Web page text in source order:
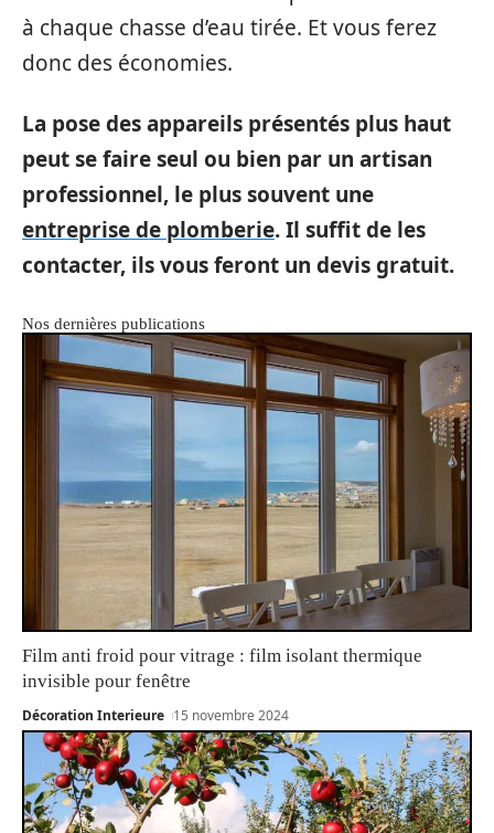
à chaque chasse d’eau tirée. Et vous ferez
donc des économies.
La pose des appareils présentés plus haut
peut se faire seul ou bien par un artisan
professionnel, le plus souvent une
entreprise de plomberie. Il suffit de les
contacter, ils vous feront un devis gratuit.
Nos dernières publications
Film anti froid pour vitrage : film isolant thermique
invisible pour fenêtre
Décoration Interieure 15 novembre 2024